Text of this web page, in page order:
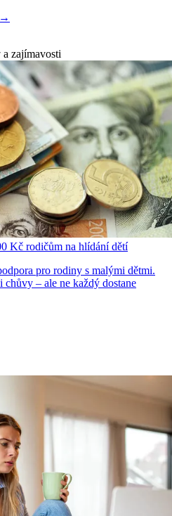
→
zajímavosti
Kč rodičům na hlídání dětí
pro rodiny s malými dětmi.
chůvy – ale ne každý dostane